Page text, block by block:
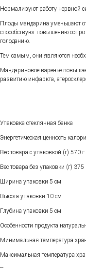
Нормализуют работу нервной
Плоды мандарина уменьшают
способствуют повышению
голоданию.
Тем самым, они являются
Мандариновое варенье
развитию инфаркта,
Упаковка стеклянная банка
Энергетическая ценность
Вес товара с упаковкой (г) 570 г
Вес товара без упаковки (г) 375
Ширина упаковки 5 см
Высота упаковки 10 см
Глубина упаковки 5 см
Особенности продукта
Минимальная температура
Максимальная температура